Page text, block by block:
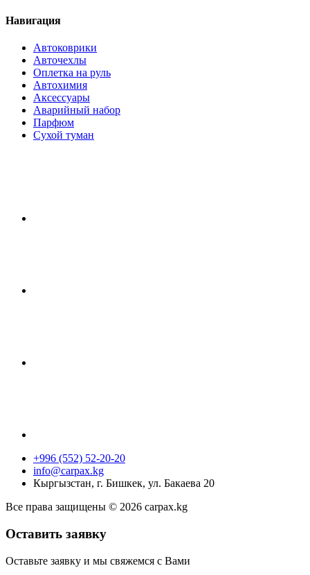
Навигация
Автоковрики
Авточехлы
Оплетка на руль
Автохимия
Аксессуары
Аварийный набор
Парфюм
Сухой туман
+996 (552) 52-20-20
info@carpax.kg
Кыргызстан, г. Бишкек, ул. Бакаева 20
Все права защищены © 2026 carpax.kg
Оставить заявку
Оставьте заявку и мы свяжемся с Вами